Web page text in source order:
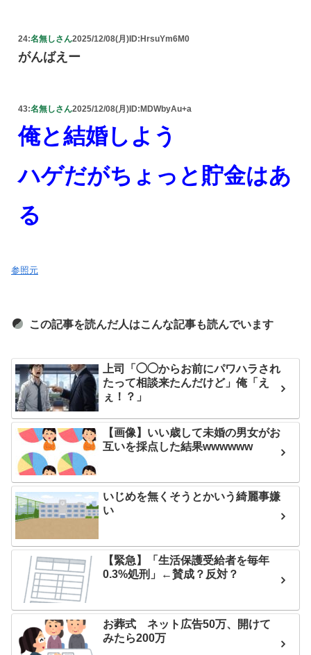
24:名無しさん2025/12/08(月) ID:HrsuYm6M0
がんばえー
43:名無しさん2025/12/08(月) ID:MDWbyAu+a
俺と結婚しよう
ハゲだがちょっと貯金はあ
る
参照元
この記事を読んだ人はこんな記事も読んでいます
上司「◯◯からお前にパワハラされ
たって相談来たんだけど」俺「え
ぇ！？」
【画像】いい歳して未婚の男女がお
互いを採点した結果wwwwww
いじめを無くそうとかいう綺麗事嫌
い
【緊急】「生活保護受給者を毎年
0.3%処刑」←賛成？反対？
お葬式 ネット広告50万、開けて
みたら200万